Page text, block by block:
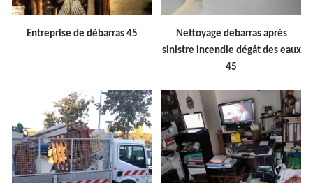
Entreprise de débarras 45
Nettoyage debarras après
sinistre incendie dégât des eaux
45